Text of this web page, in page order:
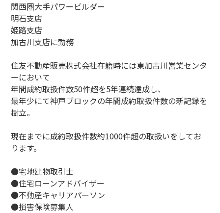
関西圏大手パワービルダー
明石支店
姫路支店
加古川支店に勤務
住友不動産販売株式会社在籍時には東加古川営業センタ
ーにおいて
年間成約取扱件数50件超を5年連続達成し、
最年少にて神戸ブロックの年間成約取扱件数の新記録を
樹立。
現在までに成約取扱件数約1000件超の取扱いをしてお
ります。
●宅地建物取引士
●住宅ローンアドバイザー
●不動産キャリアパーソン
●損害保険募集人